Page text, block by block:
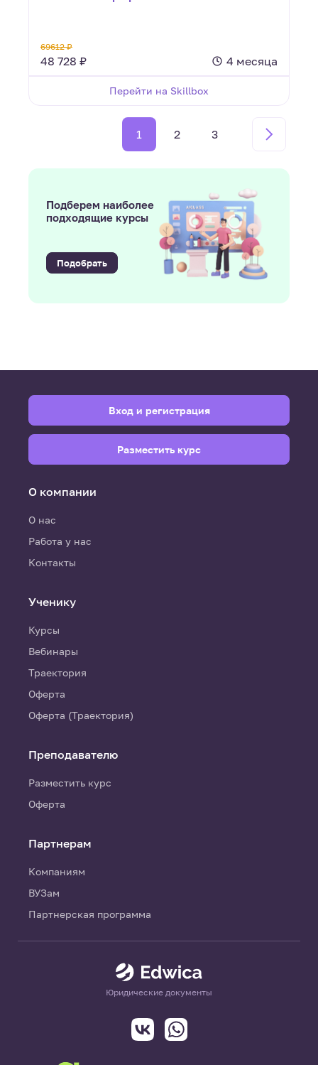
69612 ₽
48 728 ₽ 4 месяца
Перейти на Skillbox
1 2 3
Подберем наиболее
подходящие курсы
Подобрать
Юридические документы
О компании
О нас
Работа у нас
Контакты
Ученику
Курсы
Вебинары
Траектория
Оферта
Оферта (Траектория)
Преподавателю
Разместить курс
Оферта
Партнерам
Компаниям
ВУЗам
Партнерская программа
Вход и регистрация
Разместить курс